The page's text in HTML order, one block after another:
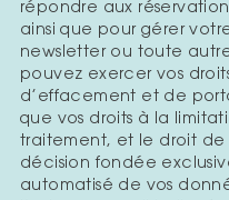
répondre aux
ainsi que pour gérer
newsletter ou toute
pouvez exercer vos
d’effacement et de
que vos droits à la
traitement, et le droit de
décision fondée
automatisé de vos